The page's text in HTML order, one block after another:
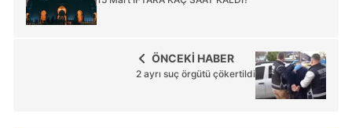
ÖNCEKİ HABER
2 ayrı suç örgütü çökertildi